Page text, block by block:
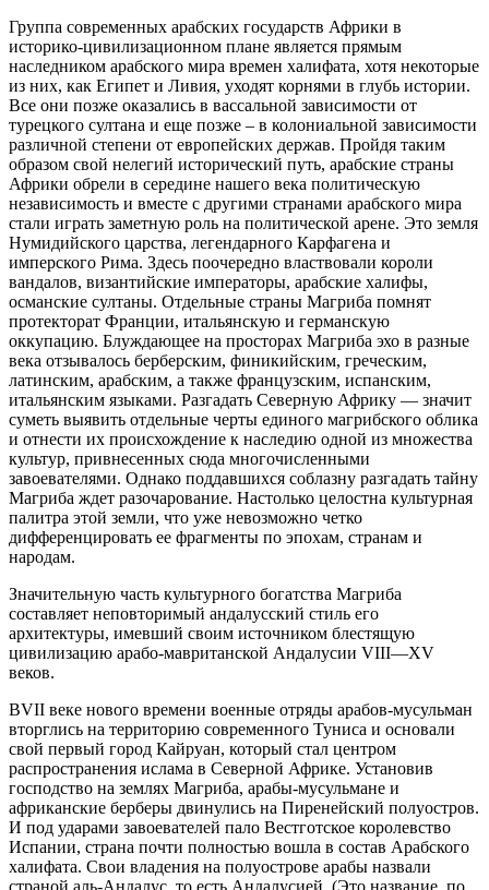
Группа современных арабских государств Африки в
историко‑цивилизационном плане является прямым
наследником арабского мира времен халифата, хотя некоторые
из них, как Египет и Ливия, уходят корнями в глубь истории.
Все они позже оказались в вассальной зависимости от
турецкого султана и еще позже – в колониальной зависимости
различной степени от европейских держав. Пройдя таким
образом свой нелегий исторический путь, арабские страны
Африки обрели в середине нашего века политическую
независимость и вместе с другими странами арабского мира
стали играть заметную роль на политической арене. Это земля
Нумидийского царства, легендарного Карфагена и
имперского Рима. Здесь поочередно властвовали короли
вандалов, византийские императоры, арабские халифы,
османские султаны. Отдельные страны Магриба помнят
протекторат Франции, итальянскую и германскую
оккупацию. Блуждающее на просторах Магриба эхо в разные
века отзывалось берберским, финикийским, греческим,
латинским, арабским, а также французским, испанским,
итальянским языками. Разгадать Северную Африку — значит
суметь выявить отдельные черты единого магрибского облика
и отнести их происхождение к наследию одной из множества
культур, привнесенных сюда многочисленными
завоевателями. Однако поддавшихся соблазну разгадать тайну
Магриба ждет разочарование. Настолько целостна культурная
палитра этой земли, что уже невозможно четко
дифференцировать ее фрагменты по эпохам, странам и
народам.
Значительную часть культурного богатства Магриба
составляет неповторимый андалусский стиль его
архитектуры, имевший своим источником блестящую
цивилизацию арабо-мавританской Андалусии VIII—XV
веков.
ВVII веке нового времени военные отряды арабов-мусульман
вторглись на территорию современного Туниса и основали
свой первый город Кайруан, который стал центром
распространения ислама в Северной Африке. Установив
господство на землях Магриба, арабы-мусульмане и
африканские берберы двинулись на Пиренейский полуостров.
И под ударами завоевателей пало Вестготское королевство
Испании, страна почти полностью вошла в состав Арабского
халифата. Свои владения на полуострове арабы назвали
страной аль-Андалус, то есть Андалусией. (Это название, по